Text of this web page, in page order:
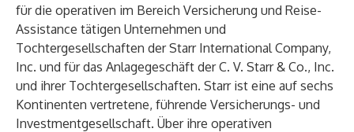
für die operativen im Bereich Versicherung und Reise-
Assistance tätigen Unternehmen und
Tochtergesellschaften der Starr International Company,
Inc. und für das Anlagegeschäft der C. V. Starr & Co., Inc.
und ihrer Tochtergesellschaften. Starr ist eine auf sechs
Kontinenten vertretene, führende Versicherungs- und
Investmentgesellschaft. Über ihre operativen